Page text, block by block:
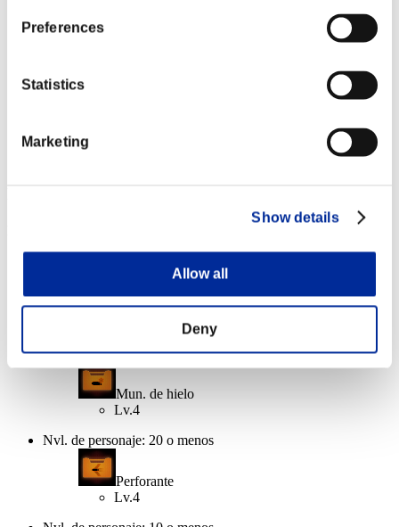
Preferences
Statistics
Marketing
Show details
Allow all
Deny
Nvl. de personaje: 40 o menos
Asesino común
Nvl. de personaje: 30 o menos
Mun. de hielo
Lv.4
Nvl. de personaje: 20 o menos
Perforante
Lv.4